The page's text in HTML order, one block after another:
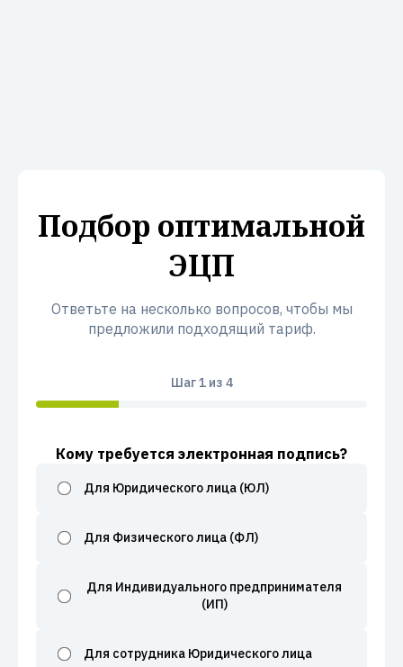
Подбор оптимальной
ЭЦП
Ответьте на несколько вопросов, чтобы мы
предложили подходящий тариф.
Шаг1из 4
Кому требуется электронная подпись?
Для Юридического лица (ЮЛ)
Для Физического лица (ФЛ)
Для Индивидуального предпринимателя
(ИП)
Для сотрудника Юридического лица